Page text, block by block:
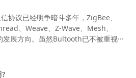
协议已经明争暗斗多年，ZigBee、
、Weave、Z-Wave、Mesh、
展方向。虽然Bultooth已不被重视···